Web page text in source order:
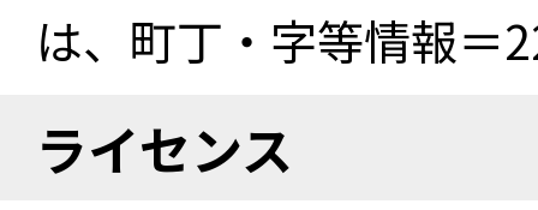
は、町丁・字等情報＝
ライセンス